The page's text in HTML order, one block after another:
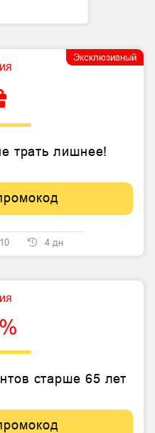
Эксклюзивный
трать лишнее!
10 4 дн
старше 65 лет